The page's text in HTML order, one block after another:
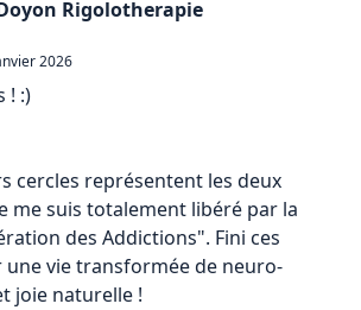
Rigolotherapie
2026
! :)
cercles représentent les deux
me suis totalement libéré par la
des Addictions". Fini ces
une vie transformée de neuro-
joie naturelle !